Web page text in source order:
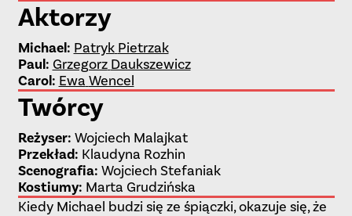
Aktorzy
Michael: Patryk Pietrzak
Paul: Grzegorz Daukszewicz
Carol: Ewa Wencel
Twórcy
Reżyser: Wojciech Malajkat
Przekład: Klaudyna Rozhin
Scenografia: Wojciech Stefaniak
Kostiumy: Marta Grudzińska
Kiedy Michael budzi się ze śpiączki, okazuje się, że